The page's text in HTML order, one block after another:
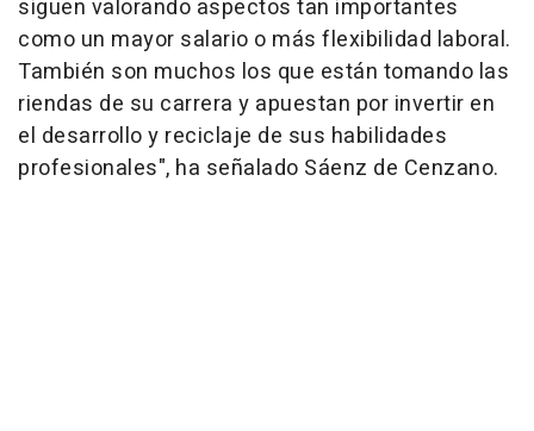
siguen valorando aspectos tan importantes
como un mayor salario o más flexibilidad laboral.
También son muchos los que están tomando las
riendas de su carrera y apuestan por invertir en
el desarrollo y reciclaje de sus habilidades
profesionales", ha señalado Sáenz de Cenzano.